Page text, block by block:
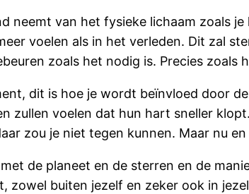
neemt van het fysieke lichaam zoals
voelen als in het verleden. Dit zal
zoals het nodig is. Precies zoals
dit is hoe je wordt beïnvloed door
zullen voelen dat hun hart sneller
zou je niet tegen kunnen. Maar nu
de planeet en de sterren en de
zowel buiten jezelf en zeker ook in